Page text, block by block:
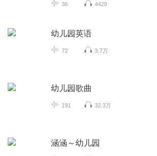
36 4429
幼儿园英语
72 3.7万
幼儿园歌曲
191 32.3万
涵涵～幼儿园